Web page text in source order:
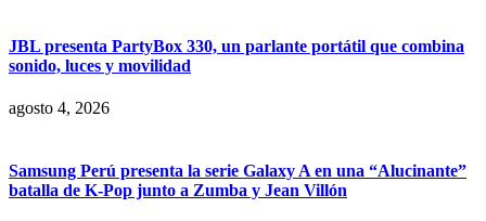
JBL presenta PartyBox 330, un parlante portátil que combina
sonido, luces y movilidad
agosto 4, 2026
Samsung Perú presenta la serie Galaxy A en una “Alucinante”
batalla de K-Pop junto a Zumba y Jean Villón